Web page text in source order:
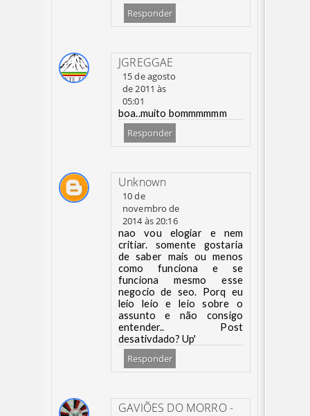
Responder
JGREGGAE
15 de agosto
de 2011 às
05:01
boa..muito bommmmmm
Responder
Unknown
10 de
novembro de
2014 às 20:16
nao vou elogiar e nem
critiar. somente gostaria
de saber mais ou menos
como funciona e se
funciona mesmo esse
negocio de seo. Porq eu
leio leio e leio sobre o
assunto e não consigo
entender.. Post
desativdado? Up'
Responder
GAVIÕES DO MORRO -